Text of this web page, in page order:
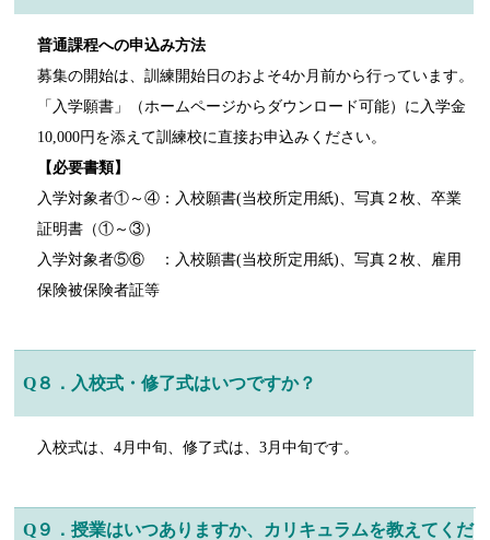
普通課程への申込み方法
募集の開始は、訓練開始日のおよそ4か月前から行っています。
「入学願書」（ホームページからダウンロード可能）に入学金
10,000円を添えて訓練校に直接お申込みください。
【必要書類】
入学対象者①～④：入校願書(当校所定用紙)、写真２枚、卒業
証明書（①～③）
入学対象者⑤⑥ ：入校願書(当校所定用紙)、写真２枚、雇用
保険被保険者証等
Q８．入校式・修了式はいつですか？
入校式は、4月中旬、修了式は、3月中旬です。
Q９．授業はいつありますか、カリキュラムを教えてくだ